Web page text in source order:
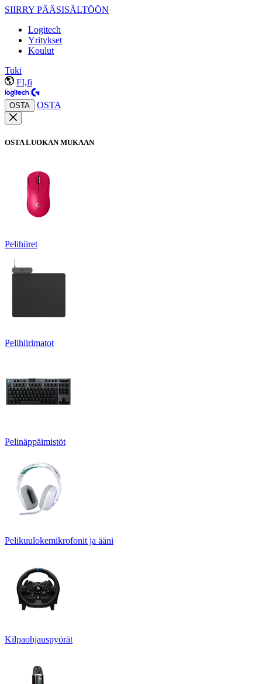
SIIRRY PÄÄSISÄLTÖÖN
Logitech
Yritykset
Koulut
Tuki
FI,fi
OSTA OSTA
OSTA LUOKAN MUKAAN
Pelihiiret
Pelihiirimatot
Pelinäppäimistöt
Pelikuulokemikrofonit ja ääni
Kilpaohjauspyörät